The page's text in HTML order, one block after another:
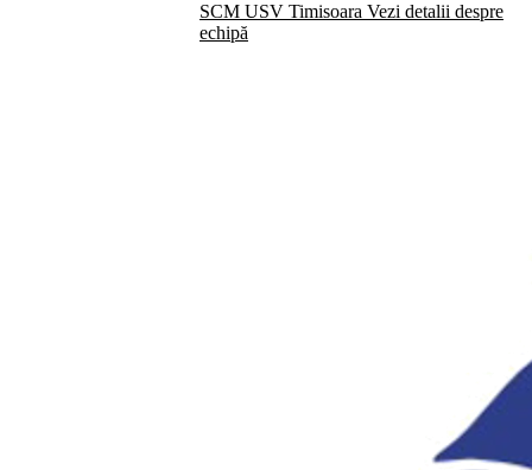
SCM USV Timisoara Vezi detalii despre
echipă